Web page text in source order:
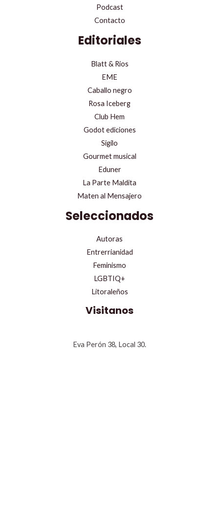
Podcast
Contacto
Editoriales
Blatt & Rios
EME
Caballo negro
Rosa Iceberg
Club Hem
Godot ediciones
Sigilo
Gourmet musical
Eduner
La Parte Maldita
Maten al Mensajero
Seleccionados
Autoras
Entrerrianidad
Feminismo
LGBTIQ+
Litoraleños
Visitanos
Eva Perón 38, Local 30.